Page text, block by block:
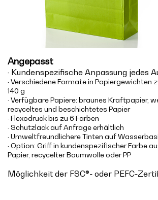
Angepasst
· Kundenspezifische Anpassung jedes
· Verschiedene Formate in Papiergewichten
140 g
· Verfügbare Papiere: braunes Kraftpapier,
recyceltes und beschichtetes Papier
· Flexodruck bis zu 6 Farben
· Schutzlack auf Anfrage erhältlich
· Umweltfreundlichere Tinten auf
· Option: Griff in kundenspezifischer Farbe
Papier, recycelter Baumwolle oder PP
Möglichkeit der FSC®- oder PEFC-